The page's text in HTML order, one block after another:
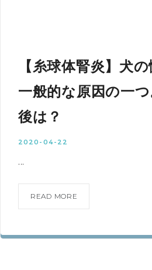
【糸球体腎炎】犬
一般的な原因の一
後は？
2020-04-22
...
READ MORE